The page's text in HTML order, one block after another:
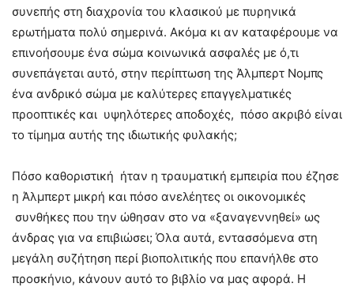
συνεπής στη διαχρονία του κλασικού με πυρηνικά
ερωτήματα πολύ σημερινά. Ακόμα κι αν καταφέρουμε να
επινοήσουμε ένα σώμα κοινωνικά ασφαλές με ό,τι
συνεπάγεται αυτό, στην περίπτωση της Άλμπερτ Νομπς
ένα ανδρικό σώμα με καλύτερες επαγγελματικές
προοπτικές και υψηλότερες αποδοχές, πόσο ακριβό είναι
το τίμημα αυτής της ιδιωτικής φυλακής;
Πόσο καθοριστική ήταν η τραυματική εμπειρία που έζησε
η Άλμπερτ μικρή και πόσο ανελέητες οι οικονομικές
συνθήκες που την ώθησαν στο να «ξαναγεννηθεί» ως
άνδρας για να επιβιώσει; Όλα αυτά, εντασσόμενα στη
μεγάλη συζήτηση περί βιοπολιτικής που επανήλθε στο
προσκήνιο, κάνουν αυτό το βιβλίο να μας αφορά. Η